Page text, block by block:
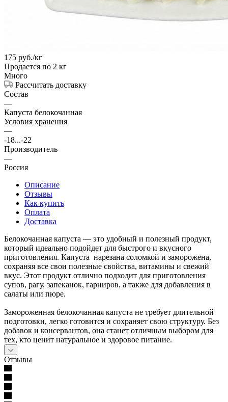
175 руб./кг
Продается по 2 кг
Много
Рассчитать доставку
Состав
—
Капуста белокочанная
Условия хранения
—
-18...-22
Производитель
—
Россия
Описание
Отзывы
Как купить
Оплата
Доставка
Белокочанная капуста — это удобный и полезный продукт,
который идеально подойдет для быстрого и вкусного
приготовления. Капуста нарезана соломкой и заморожена,
сохраняя все свои полезные свойства, витамины и свежий
вкус. Этот продукт отлично подходит для приготовления
супов, рагу, запеканок, гарниров, а также для добавления в
салаты или пюре.
Замороженная белокочанная капуста не требует длительной
подготовки, легко готовится и сохраняет свою структуру. Без
добавок и консервантов, она станет отличным выбором для
тех, кто ценит натуральное и здоровое питание.
Отзывы